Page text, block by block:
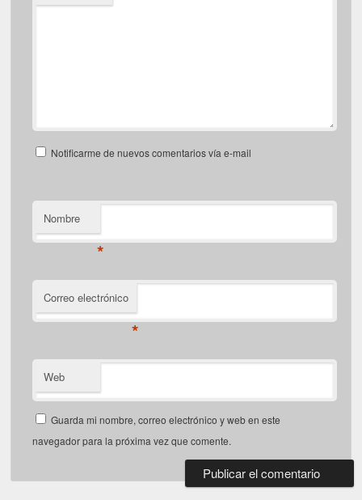
Notificarme de nuevos comentarios vía e-mail
Nombre
*
Correo electrónico
*
Web
Guarda mi nombre, correo electrónico y web en este
navegador para la próxima vez que comente.